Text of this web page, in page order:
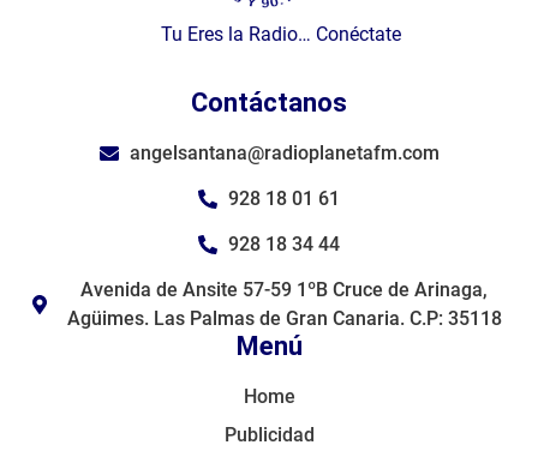
Tu Eres la Radio… Conéctate
Menú
Home
Publicidad
Contáctanos
angelsantana@radioplanetafm.com
928 18 01 61
928 18 34 44
Avenida de Ansite 57-59 1ºB Cruce de Arinaga,
Agüimes. Las Palmas de Gran Canaria. C.P: 35118